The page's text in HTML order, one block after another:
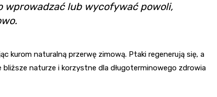
wprowadzać lub wycofywać powoli,
kurom naturalną przerwę zimową. Ptaki regenerują się, a
naturze i korzystne dla długoterminowego zdrowia